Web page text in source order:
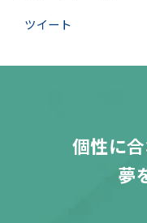
ツイート
個性に
夢